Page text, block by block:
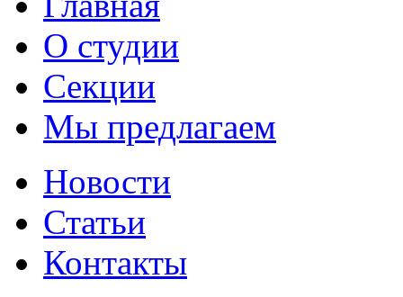
О студии
Секции
Мы предлагаем
Новости
Статьи
Контакты